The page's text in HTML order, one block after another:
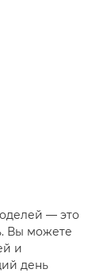
— это
Вы можете
и
день